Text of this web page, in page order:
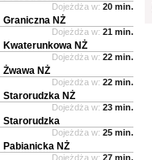
Dojeżdża w: 20 min.
Graniczna NŻ
Dojeżdża w: 21 min.
Kwaterunkowa NŻ
Dojeżdża w: 22 min.
Żwawa NŻ
Dojeżdża w: 22 min.
Starorudzka NŻ
Dojeżdża w: 23 min.
Starorudzka
Dojeżdża w: 25 min.
Pabianicka NŻ
Dojeżdża w: 27 min.